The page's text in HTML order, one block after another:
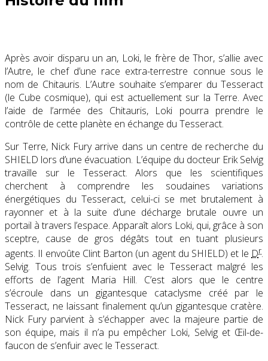
Après avoir disparu un an, Loki, le frère de Thor, s’allie avec
l’Autre, le chef d’une race extra-terrestre connue sous le
nom de Chitauris. L’Autre souhaite s’emparer du Tesseract
(le Cube cosmique), qui est actuellement sur la Terre. Avec
l’aide de l’armée des Chitauris, Loki pourra prendre le
contrôle de cette planète en échange du Tesseract.
Sur Terre, Nick Fury arrive dans un centre de recherche du
SHIELD lors d’une évacuation. L’équipe du docteur Erik Selvig
travaille sur le Tesseract. Alors que les scientifiques
cherchent à comprendre les soudaines variations
énergétiques du Tesseract, celui-ci se met brutalement à
rayonner et à la suite d’une décharge brutale ouvre un
portail à travers l’espace. Apparaît alors Loki, qui, grâce à son
sceptre, cause de gros dégâts tout en tuant plusieurs
agents. Il envoûte Clint Barton (un agent du SHIELD) et le Dr.
Selvig. Tous trois s’enfuient avec le Tesseract malgré les
efforts de l’agent Maria Hill. C’est alors que le centre
s’écroule dans un gigantesque cataclysme créé par le
Tesseract, ne laissant finalement qu’un gigantesque cratère.
Nick Fury parvient à s’échapper avec la majeure partie de
son équipe, mais il n’a pu empêcher Loki, Selvig et Œil-de-
faucon de s’enfuir avec le Tesseract.